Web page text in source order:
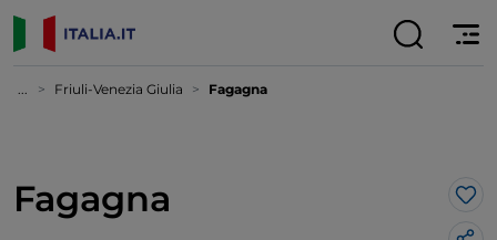
... Friuli-Venezia Giulia Fagagna
Fagagna